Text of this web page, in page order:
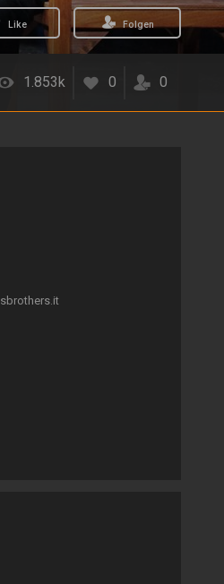
Like Folgen
1.853k 0 0